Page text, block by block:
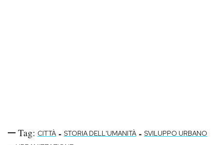
Tag: CITTÀ - STORIA DELL'UMANITÀ - SVILUPPO URBANO